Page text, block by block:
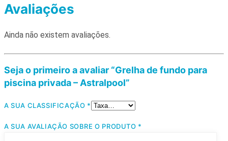
Avaliações
Ainda não existem avaliações.
Seja o primeiro a avaliar “Grelha de fundo para
piscina privada – Astralpool”
A SUA CLASSIFICAÇÃO *
A SUA AVALIAÇÃO SOBRE O PRODUTO *